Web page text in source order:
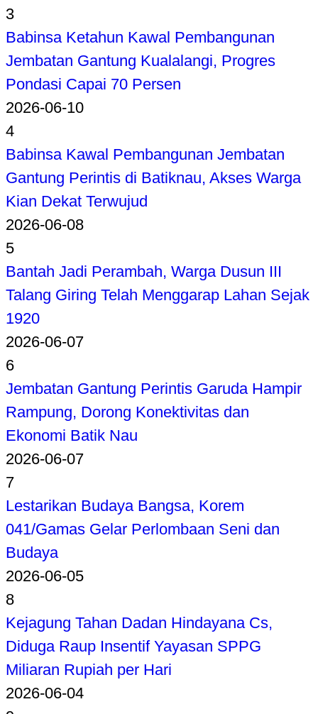
3
Babinsa Ketahun Kawal Pembangunan
Jembatan Gantung Kualalangi, Progres
Pondasi Capai 70 Persen
2026-06-10
4
Babinsa Kawal Pembangunan Jembatan
Gantung Perintis di Batiknau, Akses Warga
Kian Dekat Terwujud
2026-06-08
5
Bantah Jadi Perambah, Warga Dusun III
Talang Giring Telah Menggarap Lahan Sejak
1920
2026-06-07
6
Jembatan Gantung Perintis Garuda Hampir
Rampung, Dorong Konektivitas dan
Ekonomi Batik Nau
2026-06-07
7
Lestarikan Budaya Bangsa, Korem
041/Gamas Gelar Perlombaan Seni dan
Budaya
2026-06-05
8
Kejagung Tahan Dadan Hindayana Cs,
Diduga Raup Insentif Yayasan SPPG
Miliaran Rupiah per Hari
2026-06-04